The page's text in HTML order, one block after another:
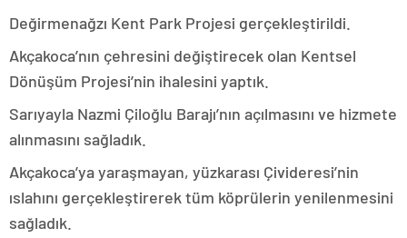
Değirmenağzı Kent Park Projesi gerçekleştirildi.
Akçakoca’nın çehresini değiştirecek olan Kentsel
Dönüşüm Projesi’nin ihalesini yaptık.
Sarıyayla Nazmi Çiloğlu Barajı’nın açılmasını ve hizmete
alınmasını sağladık.
Akçakoca’ya yaraşmayan, yüzkarası Çivideresi’nin
ıslahını gerçekleştirerek tüm köprülerin yenilenmesini
sağladık.